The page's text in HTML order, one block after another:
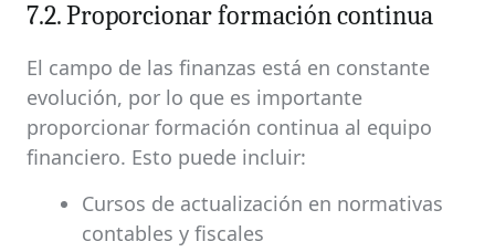
7.2. Proporcionar formación continua
El campo de las finanzas está en constante
evolución, por lo que es importante
proporcionar formación continua al equipo
financiero. Esto puede incluir:
Cursos de actualización en normativas
contables y fiscales